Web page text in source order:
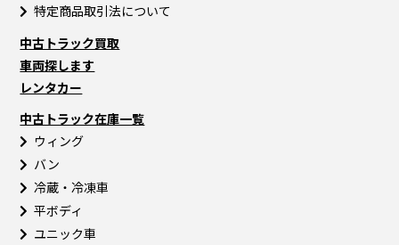
特定商品取引法について
中古トラック買取
車両探します
レンタカー
中古トラック在庫一覧
ウィング
バン
冷蔵・冷凍車
平ボディ
ユニック車